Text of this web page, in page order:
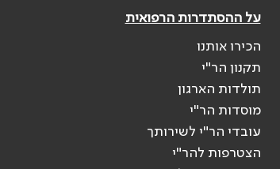
על ההסתדרות הרפואית
הכירו אותנו
תקנון הר"י
תולדות הארגון
מוסדות הר"י
עובדי הר"י לשירותך
הצטרפות להר"י